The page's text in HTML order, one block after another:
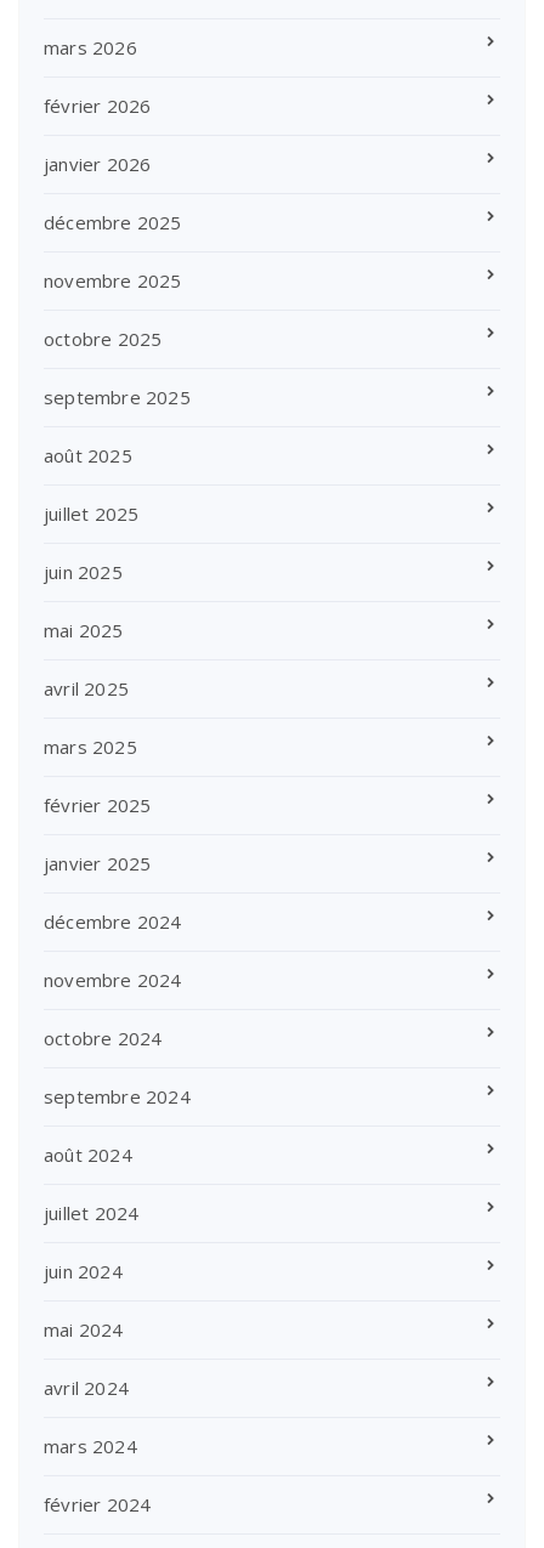
mars 2026
février 2026
janvier 2026
décembre 2025
novembre 2025
octobre 2025
septembre 2025
août 2025
juillet 2025
juin 2025
mai 2025
avril 2025
mars 2025
février 2025
janvier 2025
décembre 2024
novembre 2024
octobre 2024
septembre 2024
août 2024
juillet 2024
juin 2024
mai 2024
avril 2024
mars 2024
février 2024